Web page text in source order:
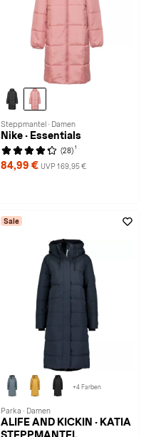
Steppmantel · Damen
Nike · Essentials
(28) 1
84,99 € UVP 169,95 €
Sale
+4 Farben
Parka · Damen
ALIFE AND KICKIN · KATIA